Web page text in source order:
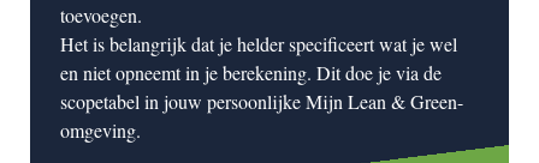
toevoegen.
Het is belangrijk dat jehelder specificeertwat je wel
en niet opneemt in je berekening. Dit doe je via de
scopetabel in jouw persoonlijkeMijn Lean & Green-
omgeving.